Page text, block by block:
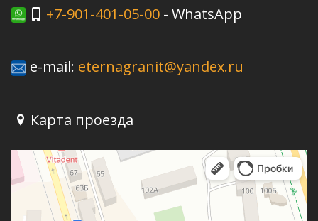
+7-901-401-05-00 - WhatsApp
e-mail: eternagranit@yandex.ru
Карта проезда